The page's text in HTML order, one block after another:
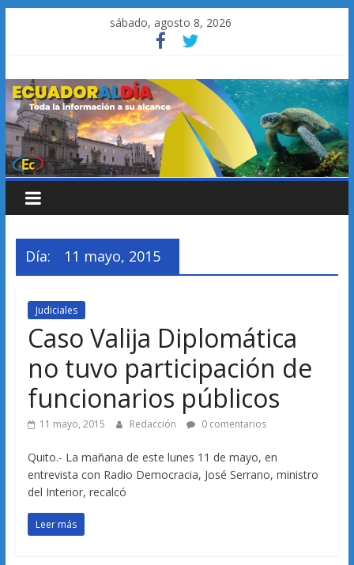
sábado, agosto 8, 2026
Día: 11 mayo, 2015
Judiciales
Caso Valija Diplomática
no tuvo participación de
funcionarios públicos
11 mayo, 2015 Redacción 0 comentarios
Quito.- La mañana de este lunes 11 de mayo, en
entrevista con Radio Democracia, José Serrano, ministro
del Interior, recalcó
Leer más